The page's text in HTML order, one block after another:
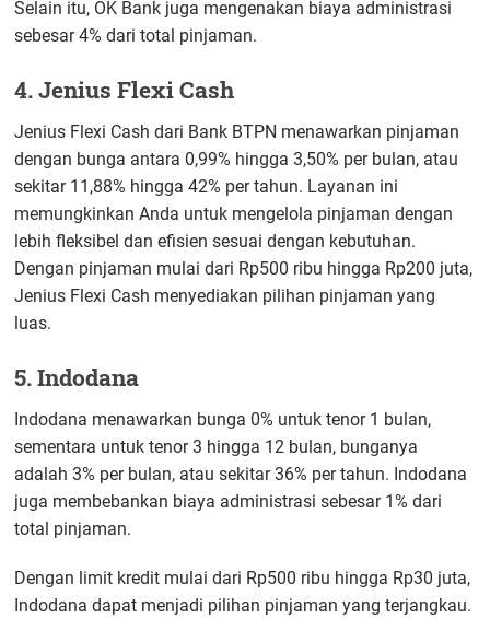
Selain itu, OK Bank juga mengenakan biaya administrasi
sebesar 4% dari total pinjaman.
4. Jenius Flexi Cash
Jenius Flexi Cash dari Bank BTPN menawarkan pinjaman
dengan bunga antara 0,99% hingga 3,50% per bulan, atau
sekitar 11,88% hingga 42% per tahun. Layanan ini
memungkinkan Anda untuk mengelola pinjaman dengan
lebih fleksibel dan efisien sesuai dengan kebutuhan.
Dengan pinjaman mulai dari Rp500 ribu hingga Rp200 juta,
Jenius Flexi Cash menyediakan pilihan pinjaman yang
luas.
5. Indodana
Indodana menawarkan bunga 0% untuk tenor 1 bulan,
sementara untuk tenor 3 hingga 12 bulan, bunganya
adalah 3% per bulan, atau sekitar 36% per tahun. Indodana
juga membebankan biaya administrasi sebesar 1% dari
total pinjaman.
Dengan limit kredit mulai dari Rp500 ribu hingga Rp30 juta,
Indodana dapat menjadi pilihan pinjaman yang terjangkau.